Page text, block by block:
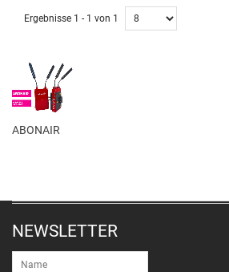
Ergebnisse 1 - 1 von 1
ABONAIR
NEWSLETTER